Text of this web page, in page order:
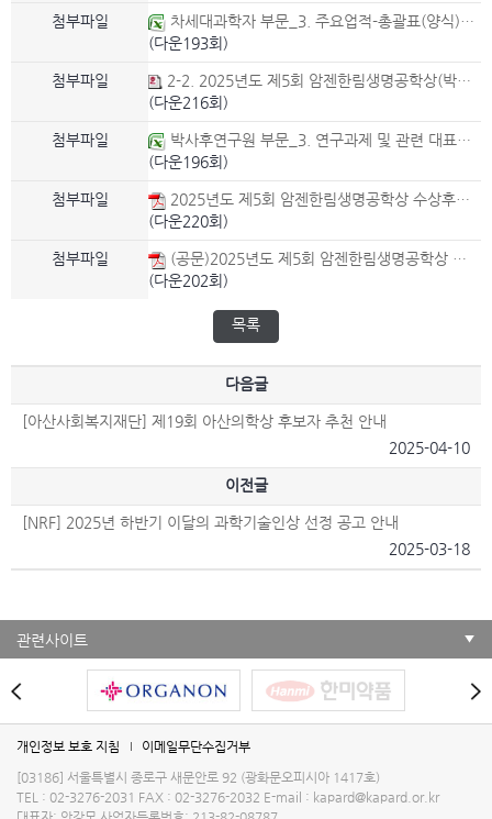
첨부파일
차세대과학자 부문_3. 주요업적-총괄표(양식)_.xlsx
(다운193회)
첨부파일
2-2. 2025년도 제5회 암젠한림생명공학상(박사후연구원 부문) 추천서 양식.hwp
(다운216회)
첨부파일
박사후연구원 부문_3. 연구과제 및 관련 대표논문(양식)_.xlsx
(다운196회)
첨부파일
2025년도 제5회 암젠한림생명공학상 수상후보자 추천공고 웹포스터_최종.pdf
(다운220회)
첨부파일
(공문)2025년도 제5회 암젠한림생명공학상 수상후보자 추천 요청_생명과학, 생물공학 관련분야 학회.pdf
(다운202회)
목록
다음글
[아산사회복지재단] 제19회 아산의학상 후보자 추천 안내
2025-04-10
이전글
[NRF] 2025년 하반기 이달의 과학기술인상 선정 공고 안내
2025-03-18
관련사이트
개인정보 보호 지침
이메일무단수집거부
[03186] 서울특별시 종로구 새문안로 92 (광화문오피시아 1417호)
TEL : 02-3276-2031 FAX : 02-3276-2032 E-mail : kapard@kapard.or.kr